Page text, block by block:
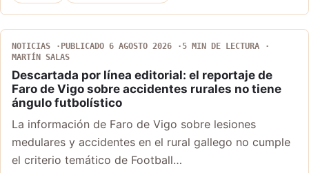
NOTICIAS PUBLICADO 6 AGOSTO 2026
5 MIN DE LECTURA
MARTÍN SALAS
Descartada por línea editorial: el reportaje de
Faro de Vigo sobre accidentes rurales no tiene
ángulo futbolístico
La información de Faro de Vigo sobre lesiones
medulares y accidentes en el rural gallego no cumple
el criterio temático de Football…